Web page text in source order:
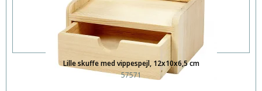
Lille skuffe med vippespejl, 12x10x6,5 cm
57571